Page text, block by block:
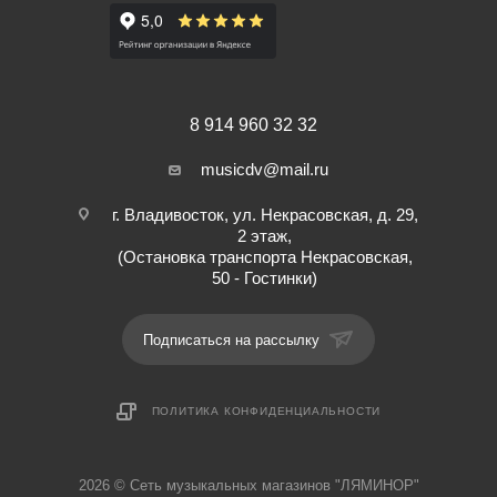
Система группировки эффектов
32 комбинации эффектов могут быть сохранены и позже
8 914 960 32 32
musicdv@mail.ru
г. Владивосток, ул. Некрасовская, д. 29,
2 этаж,
(Остановка транспорта Некрасовская,
50 - Гостинки)
Подписаться на рассылку
ПОЛИТИКА КОНФИДЕНЦИАЛЬНОСТИ
2026 © Cеть музыкальных магазинов "ЛЯМИНОР"